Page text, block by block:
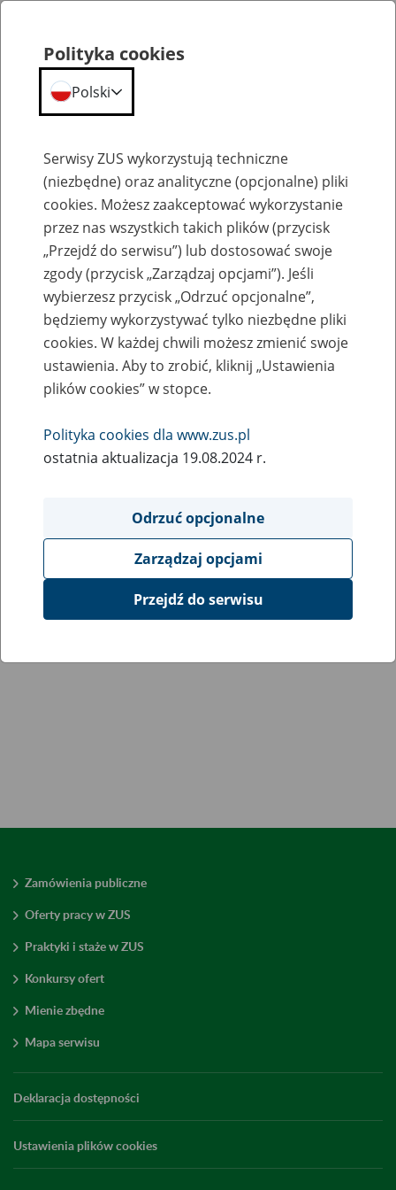
Przepraszamy,
podana strona nie została znaleziona.
Błąd 404
Przejdź do strony głównej
Zamówienia publiczne
Oferty pracy w ZUS
Praktyki i staże w ZUS
Konkursy ofert
Mienie zbędne
Mapa serwisu
Deklaracja dostępności
Ustawienia plików cookies
Polityka cookies
Polski
Serwisy ZUS wykorzystują techniczne
(niezbędne) oraz analityczne (opcjonalne) pliki
cookies. Możesz zaakceptować wykorzystanie
przez nas wszystkich takich plików (przycisk
„Przejdź do serwisu”) lub dostosować swoje
zgody (przycisk „Zarządzaj opcjami”). Jeśli
wybierzesz przycisk „Odrzuć opcjonalne”,
będziemy wykorzystywać tylko niezbędne pliki
cookies. W każdej chwili możesz zmienić swoje
ustawienia. Aby to zrobić, kliknij „Ustawienia
plików cookies” w stopce.
Polityka cookies dla www.zus.pl
ostatnia aktualizacja 19.08.2024 r.
Odrzuć opcjonalne
Zarządzaj opcjami
Przejdź do serwisu